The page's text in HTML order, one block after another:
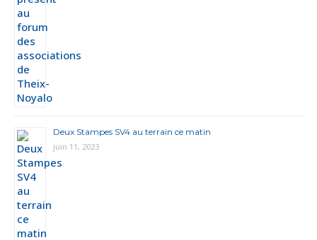
Deux Stampes SV4 au terrain ce matin
juin 11, 2023